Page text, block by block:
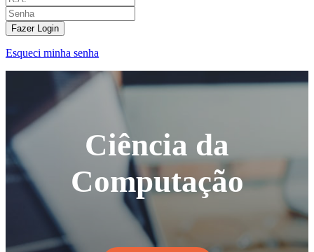
Fazer Login
Esqueci minha senha
Ciência da
Computação